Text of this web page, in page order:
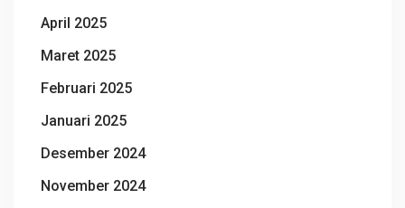
April 2025
Maret 2025
Februari 2025
Januari 2025
Desember 2024
November 2024